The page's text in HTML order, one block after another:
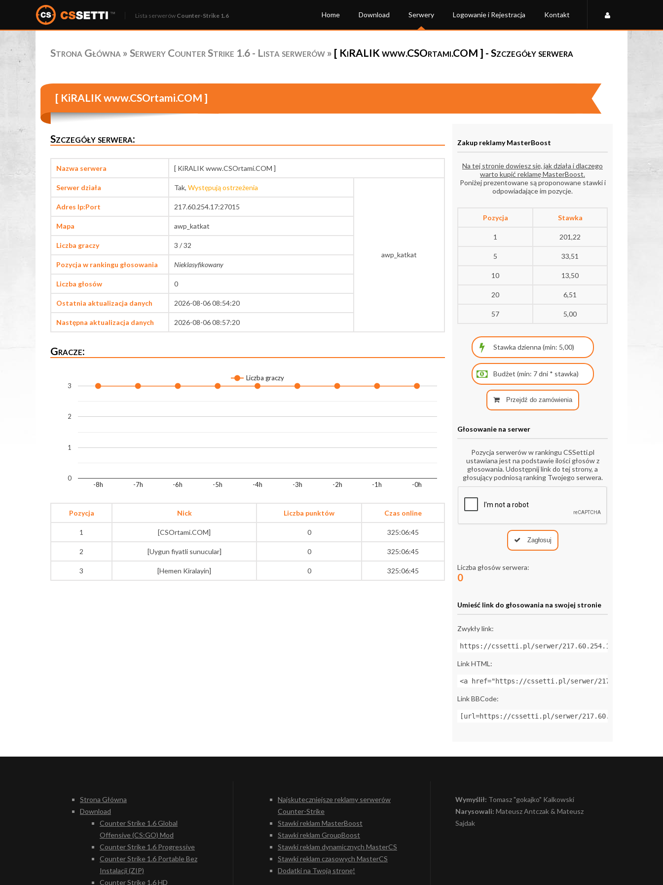
Lista serwerów Counter-Strike 1.6 Home Download Serwery Logowanie i Rejestracja Kontakt
Strona Główna » Serwery Counter Strike 1.6 - Lista serwerów » [ KiRALIK www.CSOrtami.COM ] - Szczegóły serwera
[ KiRALIK www.CSOrtami.COM ]
Szczegóły serwera:
Nazwa serwera [ KiRALIK www.CSOrtami.COM ]
Serwer działa Tak, Występują ostrzeżenia
awp_katkat
Adres Ip:Port 217.60.254.17:27015
Mapa awp_katkat
Liczba graczy 3 / 32
Pozycja w rankingu głosowania Nieklasyfikowany
Liczba głosów 0
Ostatnia aktualizacja danych 2026-08-06 08:54:20
Następna aktualizacja danych 2026-08-06 08:57:20
Gracze:
Liczba graczy
-8h -7h -6h -5h -4h -3h -2h -1h -0h
0
1
2
3
Pozycja Nick Liczba punktów Czas online
1 [CSOrtami.COM] 0 325:06:45
2 [Uygun fiyatli sunucular] 0 325:06:45
3 [Hemen Kiralayin] 0 325:06:45
Zakup reklamy MasterBoost
Na tej stronie dowiesz się, jak działa i dlaczego
warto kupić reklamę MasterBoost.
Poniżej prezentowane są proponowane stawki i
odpowiadające im pozycje.
Pozycja Stawka
1 201,22
5 33,51
10 13,50
20 6,51
57 5,00
Przejdź do zamówienia
Głosowanie na serwer
Pozycja serwerów w rankingu CSSetti.pl
ustawiana jest na podstawie ilości głosów z
głosowania. Udostępnij link do tej strony, a
głosujący podniosą ranking Twojego serwera.
Zagłosuj
Liczba głosów serwera:
0
Umieść link do głosowania na swojej stronie
Zwykły link:
https://cssetti.pl/serwer/217.60.254.17:27015
Link HTML:
<a href="https://cssetti.pl/serwer/
Link BBCode:
[url=https://cssetti.pl/serwer/
Strona Główna
Download
Counter Strike 1.6 Global
Offensive (CS:GO) Mod
Counter Strike 1.6 Progressive
Counter Strike 1.6 Portable Bez
Instalacji (ZIP)
Counter Strike 1.6 HD
Najskuteczniejsze reklamy serwerów
Counter-Strike
Stawki reklam MasterBoost
Stawki reklam GroupBoost
Stawki reklam dynamicznych MasterCS
Stawki reklam czasowych MasterCS
Dodatki na Twoją stronę!
Wymyślił: Tomasz "gokajko" Kalkowski
Narysowali: Mateusz Antczak & Mateusz
Sajdak